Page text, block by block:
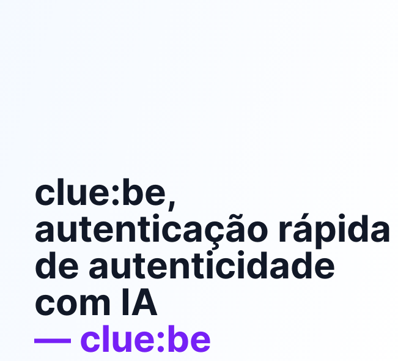
clue:be,
autenticação rápida
de autenticidade
com IA
— clue:be